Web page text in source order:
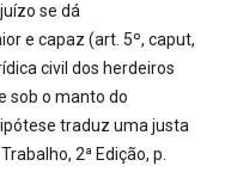
se dá
e capaz (art. 5º, caput,
civil dos herdeiros
sob o manto do
traduz uma justa
2ª Edição, p.